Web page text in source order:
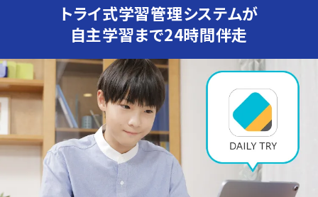
トライ式学習管理システムが
自主学習まで24時間伴走